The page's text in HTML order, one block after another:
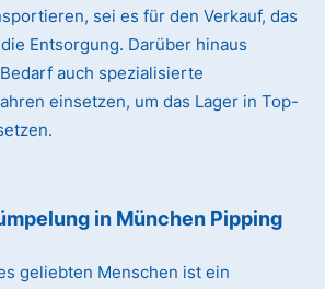
sei es für den Verkauf, das
Entsorgung. Darüber hinaus
auch spezialisierte
einsetzen, um das Lager in Top-
in München Pipping
geliebten Menschen ist ein